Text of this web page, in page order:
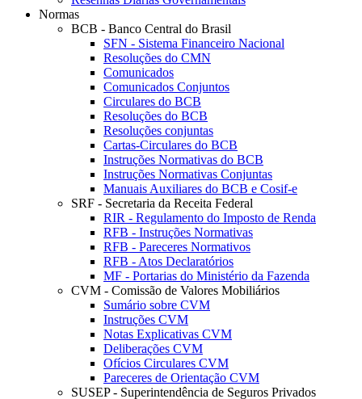
Normas
BCB - Banco Central do Brasil
SFN - Sistema Financeiro Nacional
Resoluções do CMN
Comunicados
Comunicados Conjuntos
Circulares do BCB
Resoluções do BCB
Resoluções conjuntas
Cartas-Circulares do BCB
Instruções Normativas do BCB
Instruções Normativas Conjuntas
Manuais Auxiliares do BCB e Cosif-e
SRF - Secretaria da Receita Federal
RIR - Regulamento do Imposto de Renda
RFB - Instruções Normativas
RFB - Pareceres Normativos
RFB - Atos Declaratórios
MF - Portarias do Ministério da Fazenda
CVM - Comissão de Valores Mobiliários
Sumário sobre CVM
Instruções CVM
Notas Explicativas CVM
Deliberações CVM
Ofícios Circulares CVM
Pareceres de Orientação CVM
SUSEP - Superintendência de Seguros Privados